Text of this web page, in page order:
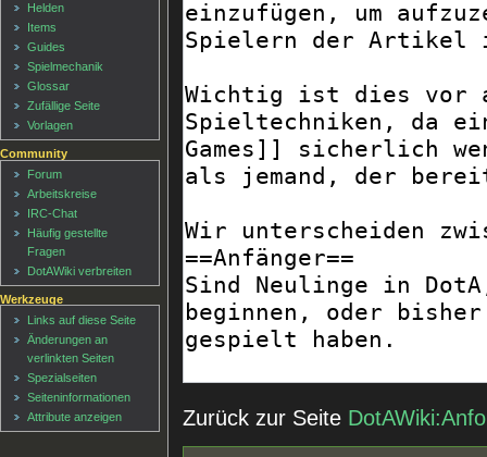
Zurück zur Seite
Helden
Items
Guides
Spielmechanik
Glossar
Zufällige Seite
Vorlagen
Community
Forum
Arbeitskreise
IRC-Chat
Häufig gestellte
Fragen
DotAWiki verbreiten
Werkzeuge
Links auf diese Seite
Änderungen an
verlinkten Seiten
Spezialseiten
Seiten­informationen
Attribute anzeigen